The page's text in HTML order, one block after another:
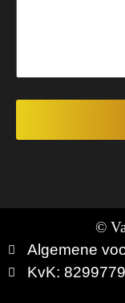
©
Algemene
KvK: